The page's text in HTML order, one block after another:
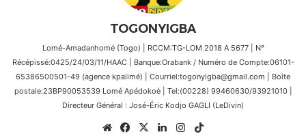
TOGONYIGBA
Lomé-Amadanhomé (Togo) | RCCM:TG-LOM 2018 A 5677 | N°
Récépissé:0425/24/03/11/HAAC | Banque:Orabank / Numéro de Compte:06101-
65386500501-49 (agence kpalimé) | Courriel:togonyigba@gmail.com | Boîte
postale:23BP90053539 Lomé Apédokoè | Tel:(00228) 99460630/93921010 |
Directeur Général : José-Éric Kodjo GAGLI (LeDivin)
WebsiteFacebook
X LinkedinInstagram